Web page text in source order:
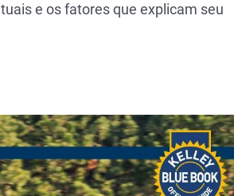
e os fatores que explicam seu